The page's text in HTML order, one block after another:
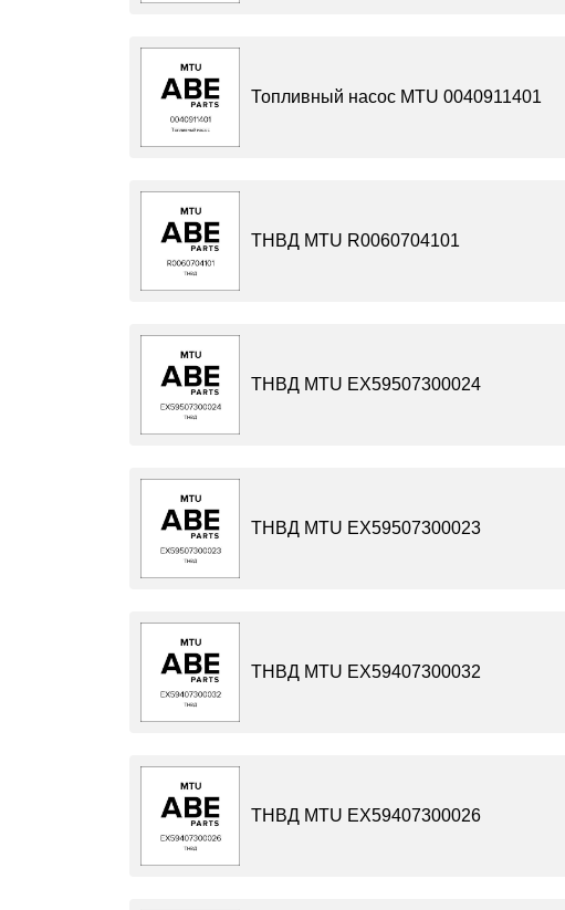
Топливный насос MTU 0040911401
ТНВД MTU R0060704101
ТНВД MTU EX59507300024
ТНВД MTU EX59507300023
ТНВД MTU EX59407300032
ТНВД MTU EX59407300026